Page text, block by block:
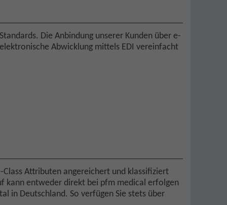
Die Anbindung unserer Kunden über e-
Abwicklung mittels EDI vereinfacht
Attributen angereichert und klassifiziert
kann entweder direkt bei pfm medical erfolgen
in Deutschland. So verfügen Sie stets über